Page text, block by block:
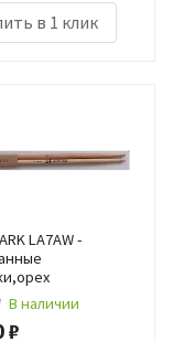
в 1 клик
LA7AW -
В наличии
₽